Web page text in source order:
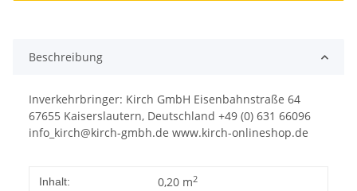
Beschreibung
Inverkehrbringer: Kirch GmbH Eisenbahnstraße 64
67655 Kaiserslautern, Deutschland +49 (0) 631 66096
info_kirch@kirch-gmbh.de www.kirch-onlineshop.de
Inhalt: 0,20 m2